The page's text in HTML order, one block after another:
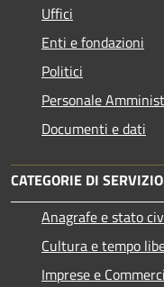
Uffici
Enti e fondazioni
Politici
Personale
Documenti e dati
CATEGORIE DI SERVIZIO
Anagrafe e stato
Cultura e tempo
Imprese e